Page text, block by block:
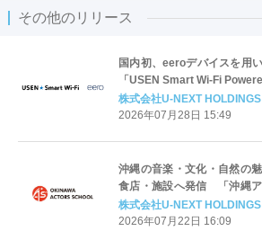
その他のリリース
国内初、eeroデバイスを用
「USEN Smart Wi-Fi
株式会社U-NEXT HOLDINGS
2026年07月28日 15:49
沖縄の音楽・文化・自然の
食店・施設へ発信 「沖縄
沖縄系チャンネルを拡充し
を支援
株式会社U-NEXT HOLDINGS
2026年07月22日 16:09